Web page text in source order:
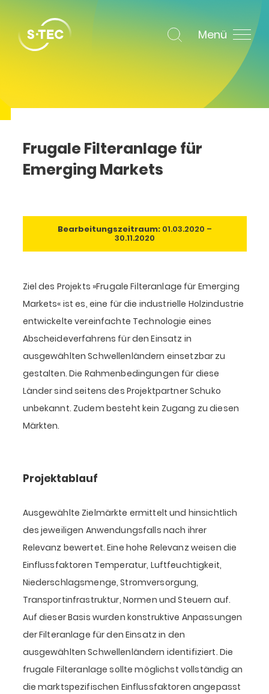
Menü
Frugale Filteranlage für
Emerging Markets
Bearbeitungszeitraum:01.03.2020 –
30.11.2020
Ziel des Projekts »Frugale Filteranlage für Emerging
Markets« ist es, eine für die industrielle Holzindustrie
entwickelte vereinfachte Technologie eines
Abscheideverfahrens für den Einsatz in
ausgewählten Schwellenländern einsetzbar zu
gestalten. Die Rahmenbedingungen für diese
Länder sind seitens des Projektpartner Schuko
unbekannt. Zudem besteht kein Zugang zu diesen
Märkten.
Projektablauf
Ausgewählte Zielmärkte ermittelt und hinsichtlich
des jeweiligen Anwendungsfalls nach ihrer
Relevanz bewertet. Eine hohe Relevanz weisen die
Einflussfaktoren Temperatur, Luftfeuchtigkeit,
Niederschlagsmenge, Stromversorgung,
Transportinfrastruktur, Normen und Steuern auf.
Auf dieser Basis wurden konstruktive Anpassungen
der Filteranlage für den Einsatz in den
ausgewählten Schwellenländern identifiziert. Die
frugale Filteranlage sollte möglichst vollständig an
die marktspezifischen Einflussfaktoren angepasst